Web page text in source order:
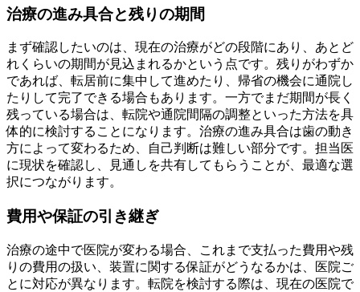
治療の進み具合と残りの期間
まず確認したいのは、現在の治療がどの段階にあり、あとど
れくらいの期間が見込まれるかという点です。残りがわずか
であれば、転居前に集中して進めたり、帰省の機会に通院し
たりして完了できる場合もあります。一方でまだ期間が長く
残っている場合は、転院や通院間隔の調整といった方法を具
体的に検討することになります。治療の進み具合は歯の動き
方によって変わるため、自己判断は難しい部分です。担当医
に現状を確認し、見通しを共有してもらうことが、最適な選
択につながります。
費用や保証の引き継ぎ
治療の途中で医院が変わる場合、これまで支払った費用や残
りの費用の扱い、装置に関する保証がどうなるかは、医院ご
とに対応が異なります。転院を検討する際は、現在の医院で